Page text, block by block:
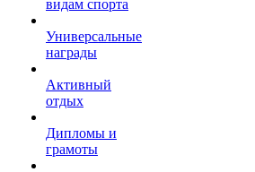
видам спорта
Универсальные
награды
Активный
отдых
Дипломы и
грамоты